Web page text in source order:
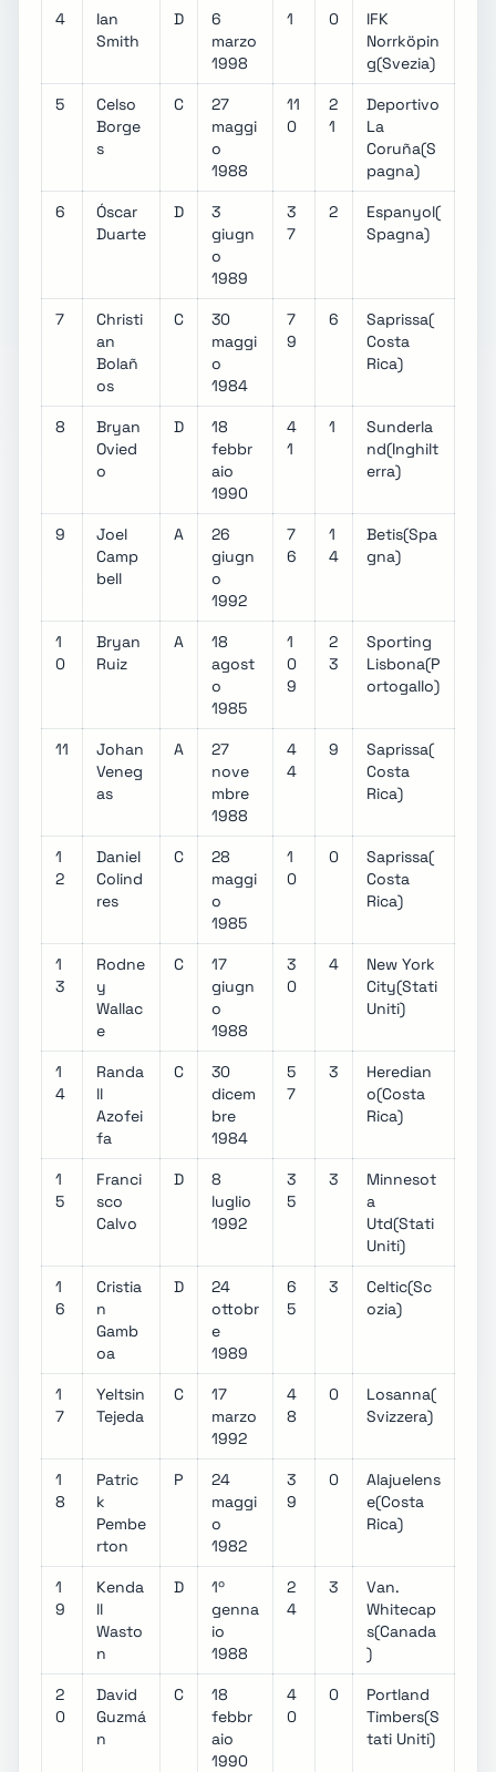
4
Ian
Smith
D
6
marzo
1998
1 0
IFK
Norrköpin
g(Svezia)
5
Celso
Borge
s
C
27
maggi
o
1988
11
0
2
1
Deportivo
La
Coruña(S
pagna)
6
Óscar
Duarte
D
3
giugn
o
1989
3
7
2
Espanyol(
Spagna)
7
Christi
an
Bolañ
os
C
30
maggi
o
1984
7
9
6
Saprissa(
Costa
Rica)
8
Bryan
Ovied
o
D
18
febbr
aio
1990
4
1
1
Sunderla
nd(Inghilt
erra)
9
Joel
Camp
bell
A
26
giugn
o
1992
7
6
1
4
Betis(Spa
gna)
1
0
Bryan
Ruiz
A
18
agost
o
1985
1
0
9
2
3
Sporting
Lisbona(P
ortogallo)
11
Johan
Veneg
as
A
27
nove
mbre
1988
4
4
9
Saprissa(
Costa
Rica)
1
2
Daniel
Colind
res
C
28
maggi
o
1985
1
0
0
Saprissa(
Costa
Rica)
1
3
Rodne
y
Wallac
e
C
17
giugn
o
1988
3
0
4
New York
City(Stati
Uniti)
1
4
Randa
ll
Azofei
fa
C
30
dicem
bre
1984
5
7
3
Heredian
o(Costa
Rica)
1
5
Franci
sco
Calvo
D
8
luglio
1992
3
5
3
Minnesot
a
Utd(Stati
Uniti)
1
6
Cristia
n
Gamb
oa
D
24
ottobr
e
1989
6
5
3
Celtic(Sc
ozia)
1
7
Yeltsin
Tejeda
C
17
marzo
1992
4
8
0
Losanna(
Svizzera)
1
8
Patric
k
Pembe
rton
P
24
maggi
o
1982
3
9
0
Alajuelens
e(Costa
Rica)
1
9
Kenda
ll
Wasto
n
D
1º
genna
io
1988
2
4
3
Van.
Whitecap
s(Canada
)
2
0
David
Guzmá
n
C
18
febbr
aio
1990
4
0
0
Portland
Timbers(S
tati Uniti)